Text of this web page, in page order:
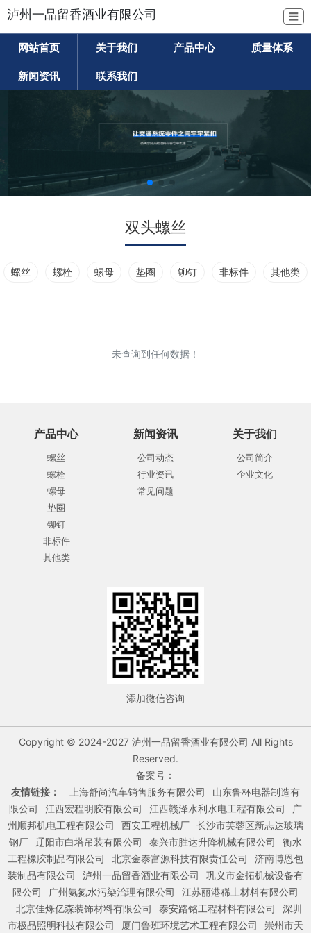
泸州一品留香酒业有限公司 ☰
网站首页 关于我们 产品中心 质量体系
新闻资讯 联系我们
双头螺丝
螺丝 螺栓 螺母 垫圈 铆钉 非标件 其他类
未查询到任何数据！
产品中心
螺丝
螺栓
螺母
垫圈
铆钉
非标件
其他类
新闻资讯
公司动态
行业资讯
常见问题
关于我们
公司简介
企业文化
添加微信咨询
Copyright © 2024-2027 泸州一品留香酒业有限公司 All Rights
Reserved.
备案号：
友情链接：
上海舒尚汽车销售服务有限公司
山东鲁杯电器制造有
限公司
江西宏程明胶有限公司 江西赣泽水利水电工程有限公司
广
州顺邦机电工程有限公司
西安工程机械厂 长沙市芙蓉区新志达玻璃
钢厂 辽阳市白塔吊装有限公司 泰兴市胜达升降机械有限公司
衡水
工程橡胶制品有限公司
北京金泰富源科技有限责任公司
济南博恩包
装制品有限公司
泸州一品留香酒业有限公司
巩义市金拓机械设备有
限公司
广州氨氮水污染治理有限公司
江苏丽港稀土材料有限公司
北京佳烁亿森装饰材料有限公司
泰安路铭工程材料有限公司
深圳
市极品照明科技有限公司
厦门鲁班环境艺术工程有限公司 崇州市天